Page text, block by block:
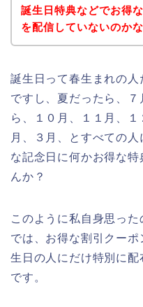
誕生日特典などでお得
を配信していないのか
誕生日って春生まれの人
ですし、夏だったら、
ら、１０月、１１月、
月、３月、とすべての
な記念日に何かお得な
んか？
このように私自身思っ
では、お得な割引クー
生日の人にだけ特別に
です。